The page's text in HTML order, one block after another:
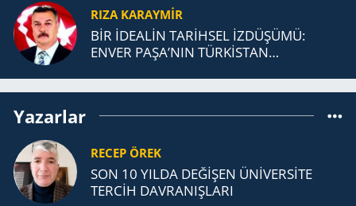
RIZA KARAYMIR
BİR İDEALİN TARİHSEL İZDÜŞÜMÜ:
ENVER PAŞA’NIN TÜRKİSTAN
Yazarlar
RECEP ÖREK
SON 10 YILDA DEĞİŞEN ÜNİVERSİTE
TERCİH DAVRANIŞLARI